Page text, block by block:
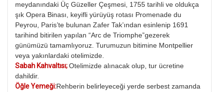
meydanındaki Üç Güzeller Çeşmesi, 1755 tarihli ve oldukça
şık Opera Binası, keyifli yürüyüş rotası Promenade du
Peyrou, Paris’te bulunan Zafer Tak’ından esinlenip 1691
tarihind bitirilen yapılan “Arc de Triomphe”gezerek
günümüzü tamamlıyoruz. Turumuzun bitimine Montpellier
veya yakınlardaki otelimizde.
Sabah Kahvaltısı;Otelimizde alınacak olup, tur ücretine
dahildir.
Öğle Yemeği:Rehberin belirleyeceği yerde serbest zamanda